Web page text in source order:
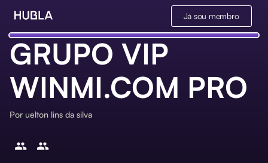
Já sou membro
GRUPO VIP
WINMI.COM PRO
Por uelton lins da silva